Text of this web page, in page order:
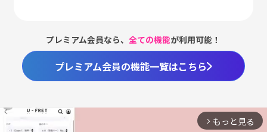
プレミアム会員なら、全ての機能が利用可能！
プレミアム会員の機能一覧はこちら
arrow_forward_ios もっと見る